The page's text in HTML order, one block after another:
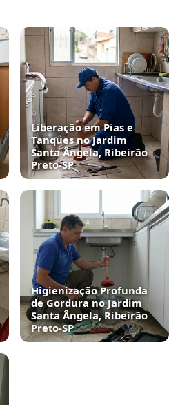
Liberação em Pias e
Tanques no Jardim
Santa Ângela, Ribeirão
Preto‑SP
Higienização Profunda
de Gordura no Jardim
Santa Ângela, Ribeirão
Preto‑SP